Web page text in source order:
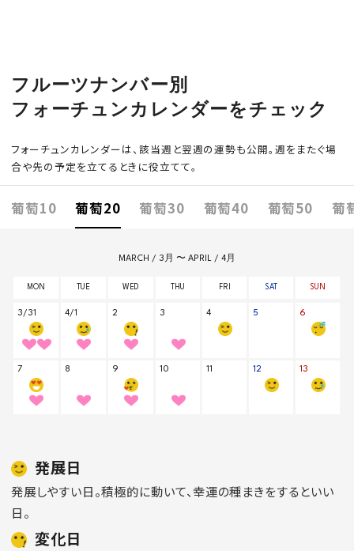
フルーツナンバー別
フォーチュンカレンダーをチェック
フォーチュンカレンダーは、該当週と翌週の運勢も公開。週をまたぐ場
合や先の予定を立てるときに役立てて。
葡萄10 葡萄20 葡萄30 葡萄40 葡萄50 葡
発展日
発展しやすい日。積極的に動いて、幸運の種まきをするといい
日。
変化日